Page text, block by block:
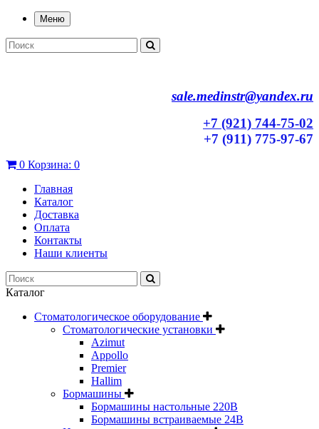
Меню
sale.medinstr@yandex.ru
+7 (921) 744-75-02
+7 (911) 775-97-67
0 Корзина: 0
Главная
Каталог
Доставка
Оплата
Контакты
Наши клиенты
Каталог
Стоматологическое оборудование
Стоматологические установки
Azimut
Appollo
Premier
Hallim
Бормашины
Бормашины настольные 220В
Бормашины встраиваемые 24В